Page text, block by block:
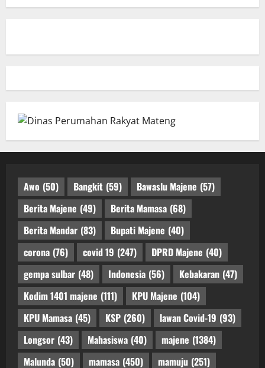
Awo (50) Bangkit (59) Bawaslu Majene (57)
Berita Majene (49) Berita Mamasa (68)
Berita Mandar (83) Bupati Majene (40)
corona (76) covid 19 (247) DPRD Majene (40)
gempa sulbar (48) Indonesia (56) Kebakaran (47)
Kodim 1401 majene (111) KPU Majene (104)
KPU Mamasa (45) KSP (260) lawan Covid-19 (93)
Longsor (43) Mahasiswa (40) majene (1384)
Malunda (50) mamasa (450) mamuju (251)